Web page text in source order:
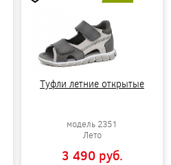
Туфли летние открытые
модель 2351
Лето
3 490 pуб.